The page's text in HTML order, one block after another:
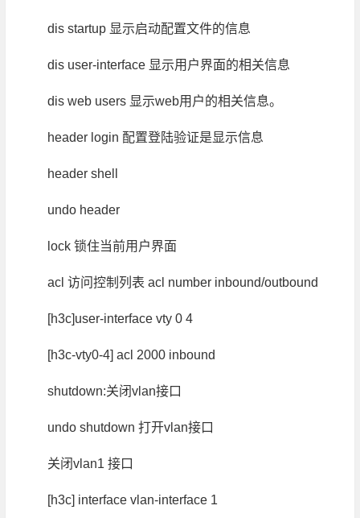
dis startup 显示启动配置文件的信息
dis user-interface 显示用户界面的相关信息
dis web users 显示web用户的相关信息。
header login 配置登陆验证是显示信息
header shell
undo header
lock 锁住当前用户界面
acl 访问控制列表 acl number inbound/outbound
[h3c]user-interface vty 0 4
[h3c-vty0-4] acl 2000 inbound
shutdown:关闭vlan接口
undo shutdown 打开vlan接口
关闭vlan1 接口
[h3c] interface vlan-interface 1